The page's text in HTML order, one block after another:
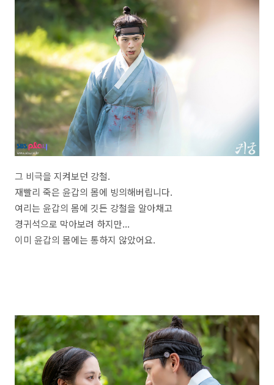
그 비극을 지켜보던 강철.
재빨리 죽은 윤갑의 몸에 빙의해버립니다.
여리는 윤갑의 몸에 깃든 강철을 알아채고
경귀석으로 막아보려 하지만...
이미 윤갑의 몸에는 통하지 않았어요.